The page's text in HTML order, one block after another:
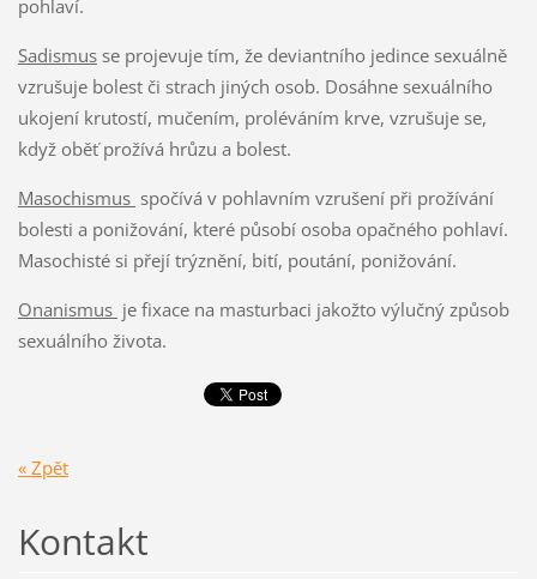
pohlaví.
Sadismusse projevuje tím, že deviantního jedince sexuálně
vzrušuje bolest či strach jiných osob. Dosáhne sexuálního
ukojení krutostí, mučením, proléváním krve, vzrušuje se,
když oběť prožívá hrůzu a bolest.
Masochismus spočívá v pohlavním vzrušení při prožívání
bolesti a ponižování, které působí osoba opačného pohlaví.
Masochisté si přejí trýznění, bití, poutání, ponižování.
Onanismus je fixace na masturbaci jakožto výlučný způsob
sexuálního života.
« Zpět
Kontakt